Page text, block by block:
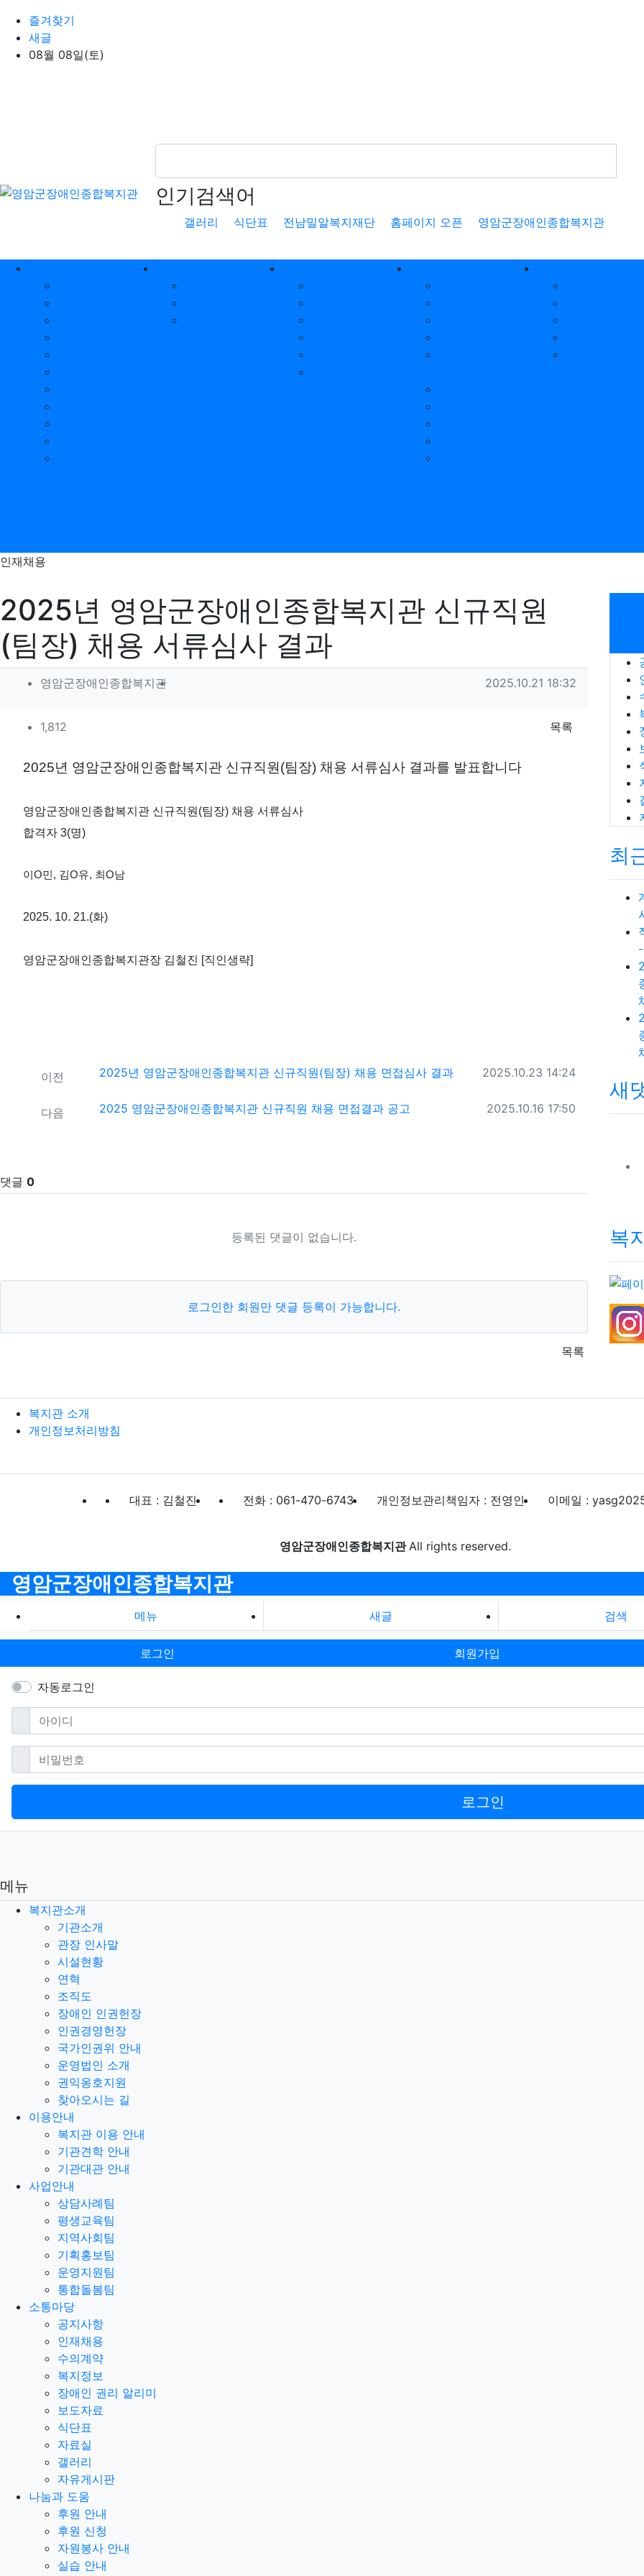
상단 네비
즐겨찾기
새글
08월 08일(토)
인기검색어
갤러리 식단표 전남밀알복지재단 홈페이지 오픈 영암군장애인종합복지관
메인 메뉴
인재채용
2025년 영암군장애인종합복지관 신규직원
(팀장) 채용 서류심사 결과
작성자 정보
영암군장애인종합복지관작성 작성일
2025.10.21 18:32
컨텐츠 정보
1,812 목록
본문2025년 영암군장애인종합복지관 신규직원(팀장) 채용 서류심사 결과를 발표합니다
영암군장애인종합복지관 신규직원(팀장) 채용 서류심사
합격자 3(명)
이O민, 김O유, 최O남
2025. 10. 21.(화)
영암군장애인종합복지관장 김철진 [직인생략]
관련자료
이전 2025년 영암군장애인종합복지관 신규직원(팀장) 채용 면접심사 결과 작성일
2025.10.23 14:24
다음 2025 영암군장애인종합복지관 신규직원 채용 면접결과 공고 작성일
2025.10.16 17:50
댓글 0
등록된 댓글이 없습니다.
로그인한 회원만 댓글 등록이 가능합니다.
목록
최
새
복
복지관 소개
개인정보처리방침
대표 : 김철진 전화 : 061-470-6743 개인정보관리책임자 : 전영인 이메일 :
영암군장애인종합복지관All rights reserved.
영암군장애인종합복지관
메뉴 새글 검색
로그인 회원가입
자동로그인
아이디필수
비밀번호필수
로그인
메뉴
복지관소개
기관소개
관장 인사말
시설현황
연혁
조직도
장애인 인권헌장
인권경영헌장
국가인권위 안내
운영법인 소개
권익옹호지원
찾아오시는 길
이용안내
복지관 이용 안내
기관견학 안내
기관대관 안내
사업안내
상담사례팀
평생교육팀
지역사회팀
기획홍보팀
운영지원팀
통합돌봄팀
소통마당
공지사항
인재채용
수의계약
복지정보
장애인 권리 알리미
보도자료
식단표
자료실
갤러리
자유게시판
나눔과 도움
후원 안내
후원 신청
자원봉사 안내
실습 안내